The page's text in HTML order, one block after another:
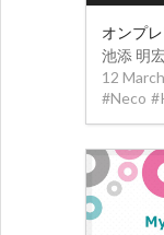
池添 明宏
12
#Neco #